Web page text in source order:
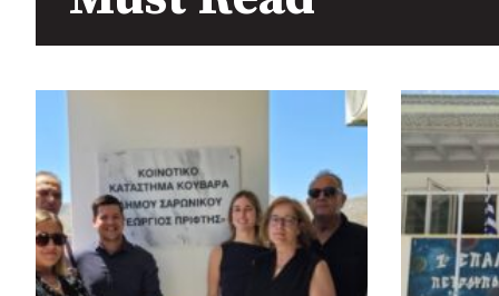
πριν από 2 μέρες
και αναβάθμιση του ΚΕΦΙΑΠ
Δήμος Αθηναίων: 651 δημότες
συμμετείχαν στις δράσεις
διατροφικής υποστήριξης